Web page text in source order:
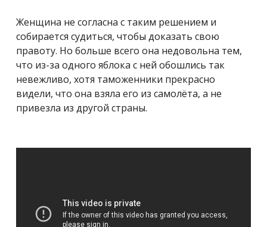
Женщина не согласна с таким решением и
собирается судиться, чтобы доказать свою
правоту. Но больше всего она недовольна тем,
что из-за одного яблока с ней обошлись так
невежливо, хотя таможенники прекрасно
видели, что она взяла его из самолёта, а не
привезла из другой страны.